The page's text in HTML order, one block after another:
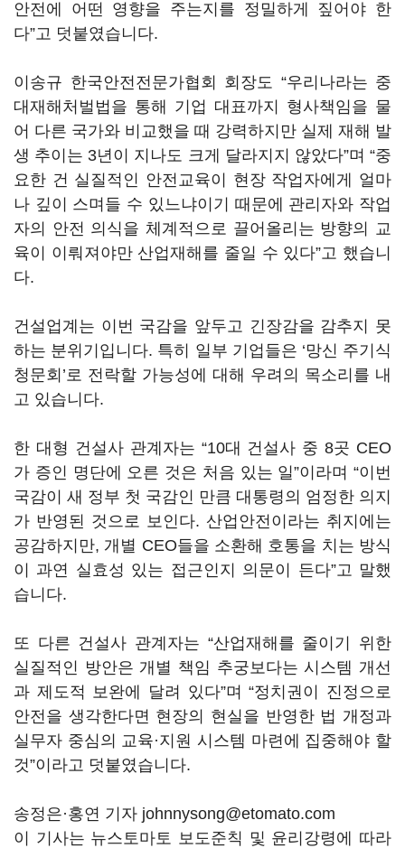
안전에 어떤 영향을 주는지를 정밀하게 짚어야 한
다”고 덧붙였습니다.
이송규 한국안전전문가협회 회장도 “우리나라는 중
대재해처벌법을 통해 기업 대표까지 형사책임을 물
어 다른 국가와 비교했을 때 강력하지만 실제 재해 발
생 추이는 3년이 지나도 크게 달라지지 않았다”며 “중
요한 건 실질적인 안전교육이 현장 작업자에게 얼마
나 깊이 스며들 수 있느냐이기 때문에 관리자와 작업
자의 안전 의식을 체계적으로 끌어올리는 방향의 교
육이 이뤄져야만 산업재해를 줄일 수 있다”고 했습니
다.
건설업계는 이번 국감을 앞두고 긴장감을 감추지 못
하는 분위기입니다. 특히 일부 기업들은 ‘망신 주기식
청문회’로 전락할 가능성에 대해 우려의 목소리를 내
고 있습니다.
한 대형 건설사 관계자는 “10대 건설사 중 8곳 CEO
가 증인 명단에 오른 것은 처음 있는 일”이라며 “이번
국감이 새 정부 첫 국감인 만큼 대통령의 엄정한 의지
가 반영된 것으로 보인다. 산업안전이라는 취지에는
공감하지만, 개별 CEO들을 소환해 호통을 치는 방식
이 과연 실효성 있는 접근인지 의문이 든다”고 말했
습니다.
또 다른 건설사 관계자는 “산업재해를 줄이기 위한
실질적인 방안은 개별 책임 추궁보다는 시스템 개선
과 제도적 보완에 달려 있다”며 “정치권이 진정으로
안전을 생각한다면 현장의 현실을 반영한 법 개정과
실무자 중심의 교육·지원 시스템 마련에 집중해야 할
것”이라고 덧붙였습니다.
송정은·홍연 기자 johnnysong@etomato.com
이 기사는 뉴스토마토 보도준칙 및 윤리강령에 따라